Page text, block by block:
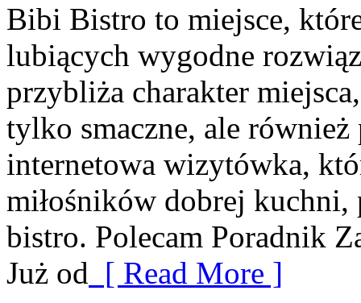
Bibi Bistro to miejsce,
lubiących wygodne
przybliża charakter
tylko smaczne, ale również
internetowa wizytówka,
miłośników dobrej
bistro. Polecam Poradnik
Już od [ Read More ]